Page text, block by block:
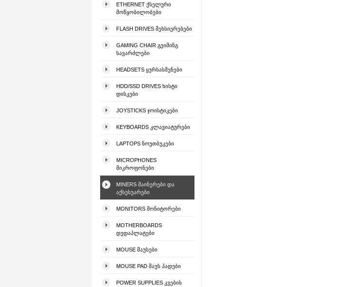
ETHERNET ᲥᲡᲔᲚᲣᲠᲘ
ᲛᲝᲬᲧᲝᲑᲘᲚᲝᲑᲔᲑᲘ
FLASH DRIVES ᲛᲔᲮᲡᲘᲔᲠᲔᲑᲔᲑᲘ
GAMING CHAIR ᲒᲔᲘᲛᲘᲜᲒ
ᲡᲐᲕᲐᲠᲫᲚᲔᲑᲘ
HEADSETS ᲧᲣᲠᲡᲐᲡᲛᲔᲜᲔᲑᲘ
HDD/SSD DRIVES ᲮᲘᲡᲢᲘ
ᲓᲘᲡᲙᲔᲑᲘ
JOYSTICKS ᲯᲝᲘᲡᲢᲘᲙᲔᲑᲘ
KEYBOARDS ᲙᲚᲐᲕᲘᲐᲢᲣᲠᲔᲑᲘ
LAPTOPS ᲜᲝᲣᲗᲑᲣᲙᲔᲑᲘ
MICROPHONES
ᲛᲘᲙᲠᲝᲤᲝᲜᲔᲑᲘ
MINERS ᲛᲐᲘᲜᲔᲠᲔᲑᲘ ᲓᲐ
ᲐᲥᲡᲔᲡᲣᲐᲠᲔᲑᲘ
MONITORS ᲛᲝᲜᲘᲢᲝᲠᲔᲑᲘ
MOTHERBOARDS
ᲓᲔᲓᲐᲞᲚᲐᲢᲔᲑᲘ
MOUSE ᲛᲐᲣᲡᲔᲑᲘ
MOUSE PAD ᲛᲐᲣᲡ ᲞᲐᲓᲔᲑᲘ
POWER SUPPLIES ᲙᲕᲔᲑᲘᲡ